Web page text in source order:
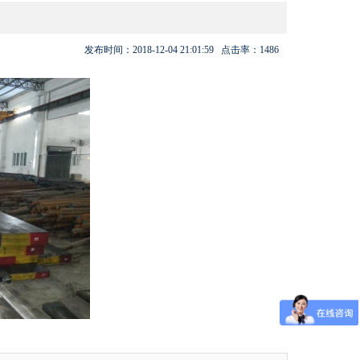
发布时间： 2018-12-04 21:01:59 点击率： 1486